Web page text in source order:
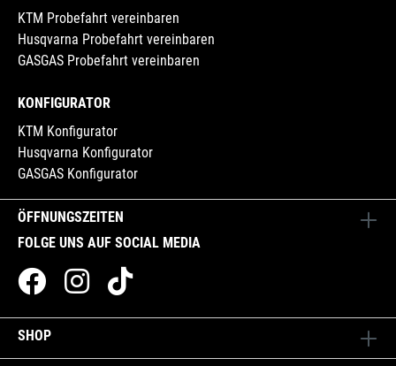
ÖFFNUNGSZEITEN
FOLGE UNS AUF SOCIAL MEDIA
KTM Probefahrt vereinbaren
Husqvarna Probefahrt vereinbaren
GASGAS Probefahrt vereinbaren
KONFIGURATOR
KTM Konfigurator
Husqvarna Konfigurator
GASGAS Konfigurator
SHOP